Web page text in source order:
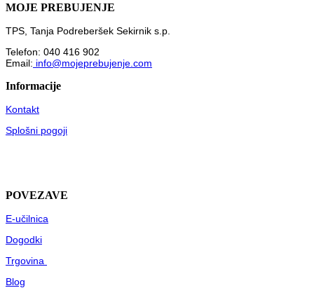
MOJE PREBUJENJE
TPS, Tanja Podreberšek Sekirnik s.p.
Telefon: 040 416 902
Email: info@mojeprebujenje.com
Informacije
Kontakt
Splošni pogoji
POVEZAVE
E-učilnica
Dogodki
Trgovina
Blog